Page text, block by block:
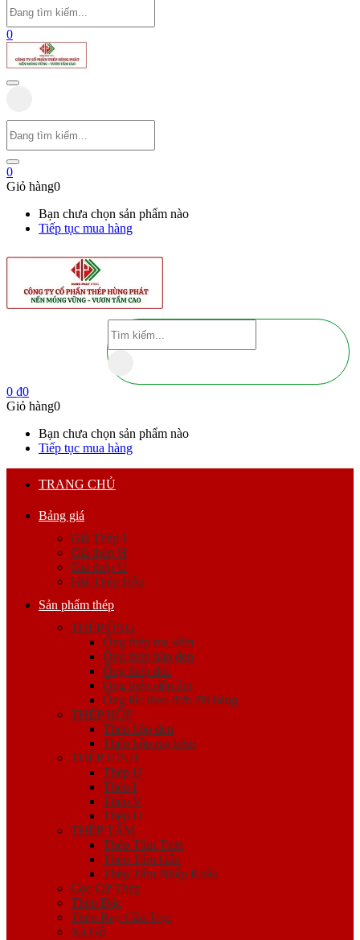
0
0
Giỏ hàng0
Bạn chưa chọn sản phẩm nào
Tiếp tục mua hàng
0 ₫0
Giỏ hàng0
Bạn chưa chọn sản phẩm nào
Tiếp tục mua hàng
TRANG CHỦ
Bảng giá
Giá Thép I
Giá thép H
Giá thép U
Giá Thép Hộp
Sản phẩm thép
THÉP ỐNG
Ống thép mạ kẽm
Ống thép hàn đen
Ống thép đúc
Ống thép siêu âm
Ống lốc theo đơn đặt hàng
THÉP HỘP
Thép hộp đen
Thép hộp mạ kẽm
THÉP HÌNH
Thép U
Thép I
Thép V
Thép H
THÉP TẤM
Thép Tấm Trơn
Thép Tấm Gân
Thép Tấm Nhập Khẩu
Cọc Cừ Thép
Thép Đặc
Thép Ray Cầu Trục
Xà Gồ